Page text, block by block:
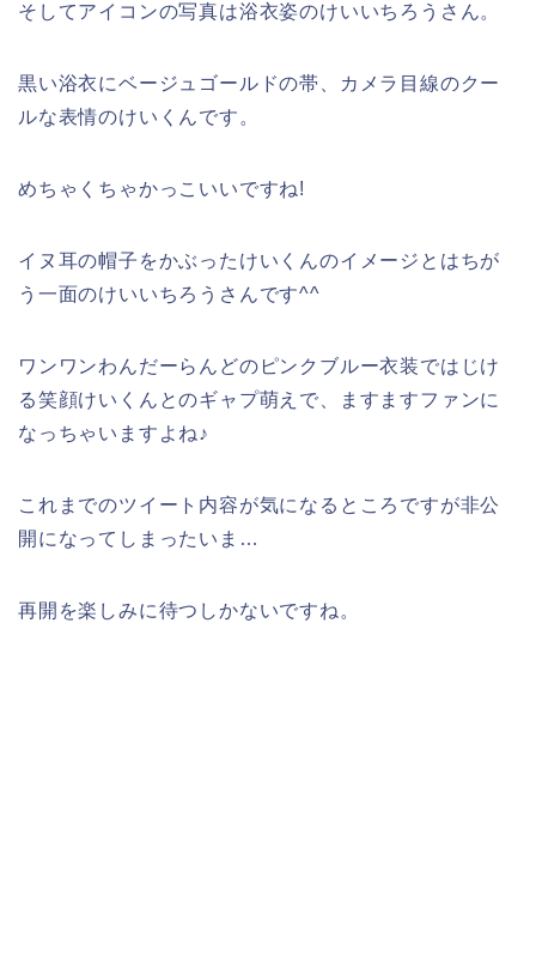
そしてアイコンの写真は浴衣姿のけいいちろうさん。
黒い浴衣にベージュゴールドの帯、カメラ目線のクー
ルな表情のけいくんです。
めちゃくちゃかっこいいですね!
イヌ耳の帽子をかぶったけいくんのイメージとはちが
う一面のけいいちろうさんです^^
ワンワンわんだーらんどのピンクブルー衣装ではじけ
る笑顔けいくんとのギャプ萌えで、ますますファンに
なっちゃいますよね♪
これまでのツイート内容が気になるところですが非公
開になってしまったいま…
再開を楽しみに待つしかないですね。